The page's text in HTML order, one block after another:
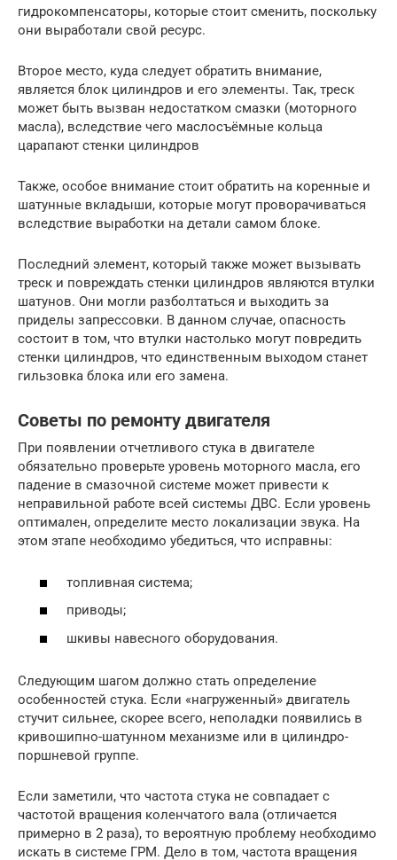
гидрокомпенсаторы, которые стоит сменить, поскольку
они выработали свой ресурс.
Второе место, куда следует обратить внимание,
является блок цилиндров и его элементы. Так, треск
может быть вызван недостатком смазки (моторного
масла), вследствие чего маслосъёмные кольца
царапают стенки цилиндров
Также, особое внимание стоит обратить на коренные и
шатунные вкладыши, которые могут проворачиваться
вследствие выработки на детали самом блоке.
Последний элемент, который также может вызывать
треск и повреждать стенки цилиндров являются втулки
шатунов. Они могли разболтаться и выходить за
приделы запрессовки. В данном случае, опасность
состоит в том, что втулки настолько могут повредить
стенки цилиндров, что единственным выходом станет
гильзовка блока или его замена.
Советы по ремонту двигателя
При появлении отчетливого стука в двигателе
обязательно проверьте уровень моторного масла, его
падение в смазочной системе может привести к
неправильной работе всей системы ДВС. Если уровень
оптимален, определите место локализации звука. На
этом этапе необходимо убедиться, что исправны:
топливная система;
приводы;
шкивы навесного оборудования.
Следующим шагом должно стать определение
особенностей стука. Если «нагруженный» двигатель
стучит сильнее, скорее всего, неполадки появились в
кривошипно-шатунном механизме или в цилиндро-
поршневой группе.
Если заметили, что частота стука не совпадает с
частотой вращения коленчатого вала (отличается
примерно в 2 раза), то вероятную проблему необходимо
искать в системе ГРМ. Дело в том, частота вращения